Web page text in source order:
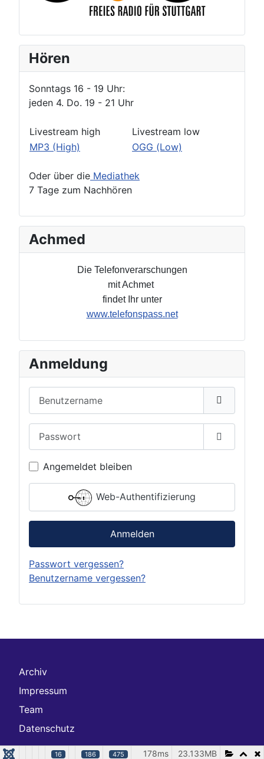
Hören
Sonntags 16 - 19 Uhr:
jeden 4. Do. 19 - 21 Uhr
Livestream high
Livestream low
MP3 (High)
OGG (Low)
Oder über die Mediathek
7 Tage zum Nachhören
Achmed
Die Telefonverarschungen
mit Achmet
findet Ihr unter
www.telefonspass.net
Anmeldung
Passwort
Angemeldet bleiben
Web-Authentifizierung
Anmelden
Passwort vergessen?
Benutzername vergessen?
Archiv
Impressum
Team
Datenschutz
16 186 475 23.133MB
178ms